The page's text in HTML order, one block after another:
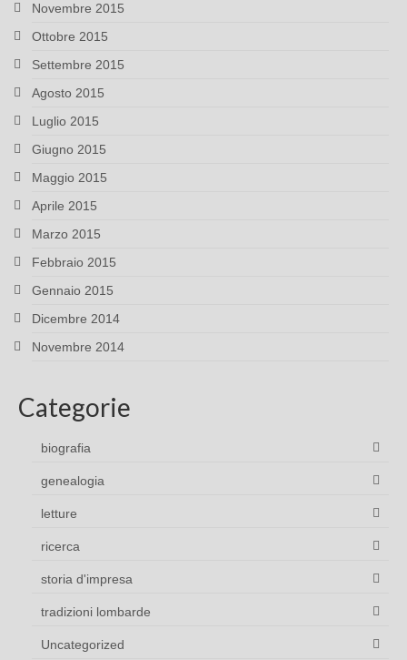
Novembre 2015
Ottobre 2015
Settembre 2015
Agosto 2015
Luglio 2015
Giugno 2015
Maggio 2015
Aprile 2015
Marzo 2015
Febbraio 2015
Gennaio 2015
Dicembre 2014
Novembre 2014
Categorie
biografia
genealogia
letture
ricerca
storia d'impresa
tradizioni lombarde
Uncategorized